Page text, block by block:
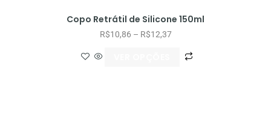
Copo Retrátil de Silicone 150ml
R$10,86 – R$12,37